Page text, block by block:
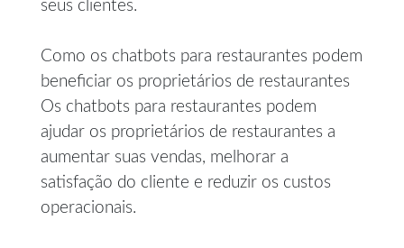
seus clientes.
Como os chatbots para restaurantes podem
beneficiar os proprietários de restaurantes
Os chatbots para restaurantes podem
ajudar os proprietários de restaurantes a
aumentar suas vendas, melhorar a
satisfação do cliente e reduzir os custos
operacionais.